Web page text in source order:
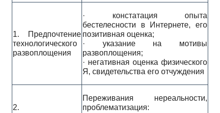
1. Предпочтение
технологического
развоплощения
· констатация опыта
бестелесности в Интернете, его
позитивная оценка;
· указание на мотивы
развоплощения;
· негативная оценка физического
Я, свидетельства его отчуждения
2.
Переживания нереальности,
проблематизация: